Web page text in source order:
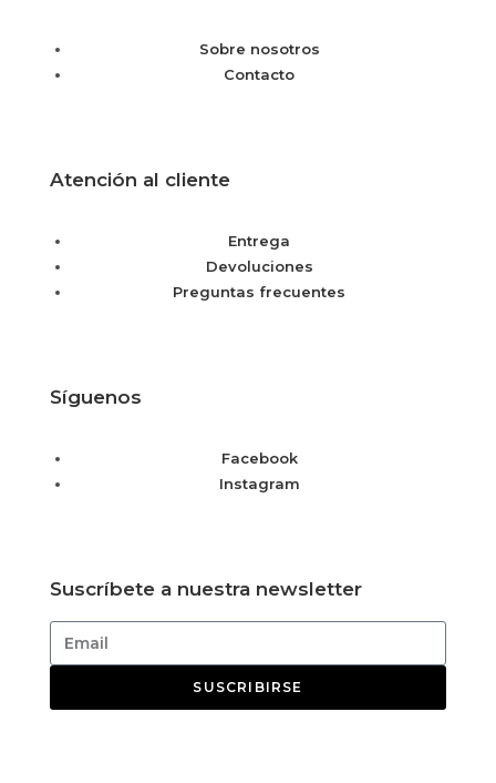
Sobre nosotros
Contacto
Atención al cliente
Entrega
Devoluciones
Preguntas frecuentes
Síguenos
Facebook
Instagram
Suscríbete a nuestra newsletter
SUSCRIBIRSE